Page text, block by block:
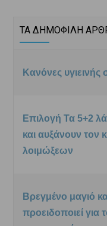
ΤΑ ΔΗΜΟΦΙΛΗ
Κανόνες υγιεινής
Επιλογή Τα 5+2
και αυξάνουν τον
λοιμώξεων
Βρεγμένο μαγιό
προειδοποιεί για